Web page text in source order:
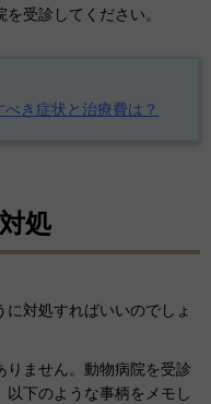
受診してください。
き症状と治療費は？
処
対処すればいいのでしょ
りません。動物病院を受診
下のような事柄をメモし